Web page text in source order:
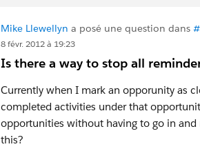
Mike Llewellyn a posé une question dans
8 févr. 2012 à 19:23
Is there a way to stop all
Currently when I mark an opporunity as
completed activities under that
opportunities without having to go in
this?